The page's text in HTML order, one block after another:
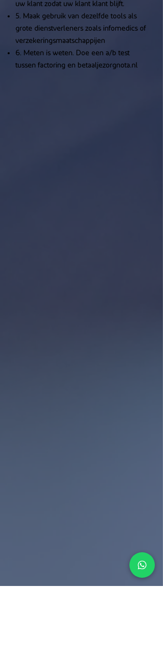
uw klant zodat uw klant klant blijft.
5. Maak gebruik van dezelfde tools als
grote dienstverleners zoals infomedics of
verzekeringsmaatschappijen
6. Meten is weten. Doe een a/b test
tussen factoring en betaaljezorgnota.nl